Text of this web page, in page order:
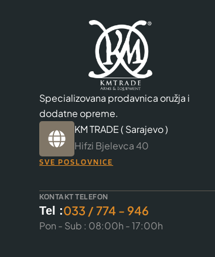
Specializovana prodavnica oružja i
dodatne opreme.
KM TRADE ( Sarajevo )
Hifzi Bjelevca 40
SVE POSLOVNICE
KONTAKT TELEFON
Tel :033 / 774 - 946
Pon - Sub : 08:00h - 17:00h